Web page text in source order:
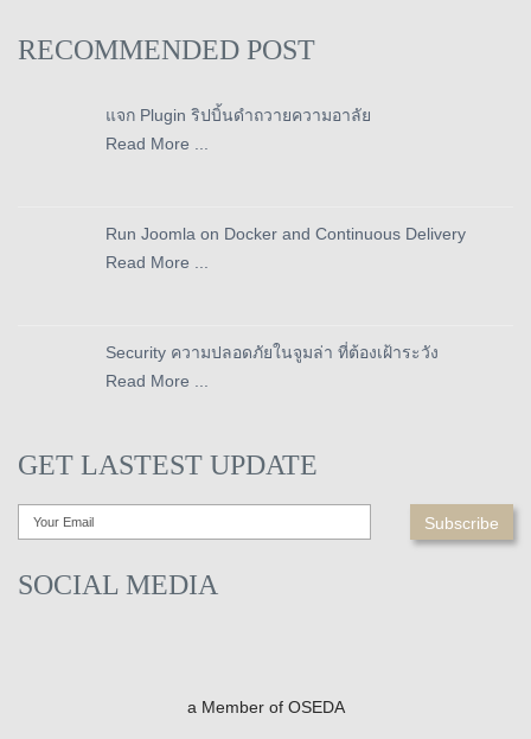
RECOMMENDED POST
แจก Plugin ริปบิ้นดำถวายความอาลัย
Read More ...
Run Joomla on Docker and Continuous Delivery
Read More ...
Security ความปลอดภัยในจูมล่า ที่ต้องเฝ้าระวัง
Read More ...
GET LASTEST UPDATE
SOCIAL MEDIA
a Member of OSEDA